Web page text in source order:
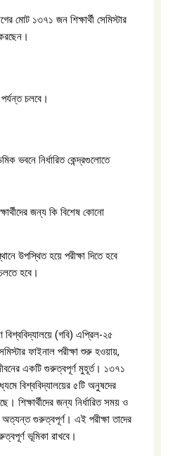
মোট ১৩৭১ জন শিক্ষার্থী সেমিস্টার
চলবে।
ভবনে নির্ধারিত কেন্দ্রগুলোতে
জন্য কি বিশেষ কোনো
উপস্থিত হয়ে পরীক্ষা দিতে হবে
হবে।
বিশ্ববিদ্যালয়ে (গবি) এপ্রিল-২৫
ফাইনাল পরীক্ষা শুরু হওয়ায়,
একটি গুরুত্বপূর্ণ মুহূর্ত। ১৩৭১
বিশ্ববিদ্যালয়ের ৫টি অনুষদের
শিক্ষার্থীদের জন্য নির্ধারিত সময় ও
অত্যন্ত গুরুত্বপূর্ণ। এই পরীক্ষা তাদের
ভূমিকা রাখবে।